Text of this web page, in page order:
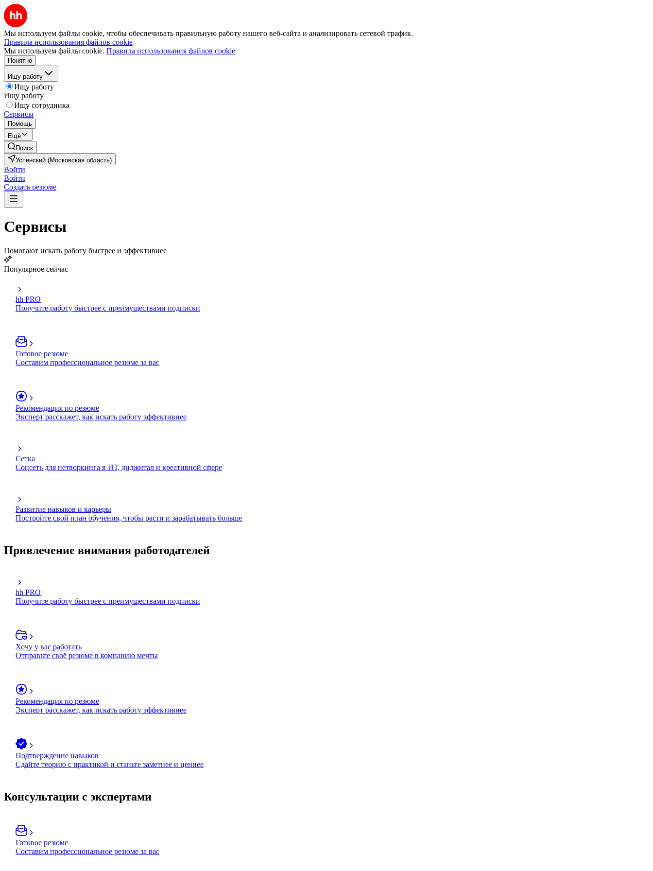
Мы используем файлы cookie, чтобы обеспечивать правильную работу нашего веб-сайта и анализировать сетевой трафик.
Правила использования файлов cookie
Мы используем файлы cookie. Правила использования файлов cookie
Понятно
Ищу работу
Ищу работу
Ищу работу
Ищу сотрудника
Сервисы
Помощь
Ещё
Поиск
Успенский (Московская область)
Войти
Войти
Создать резюме
Сервисы
Помогают искать работу быстрее и эффективнее
Популярное сейчас
hh PRO
Получите работу быстрее с преимуществами подписки
Готовое резюме
Составим профессиональное резюме за вас
Рекомендация по резюме
Эксперт расскажет, как искать работу эффективнее
Сетка
Соцсеть для нетворкинга в ИТ, диджитал и креативной сфере
Развитие навыков и карьеры
Постройте свой план обучения, чтобы расти и зарабатывать больше
Привлечение внимания работодателей
hh PRO
Получите работу быстрее с преимуществами подписки
Хочу у вас работать
Отправьте своё резюме в компанию мечты
Рекомендация по резюме
Эксперт расскажет, как искать работу эффективнее
Подтверждение навыков
Сдайте теорию с практикой и станьте заметнее и ценнее
Консультации с экспертами
Готовое резюме
Составим профессиональное резюме за вас